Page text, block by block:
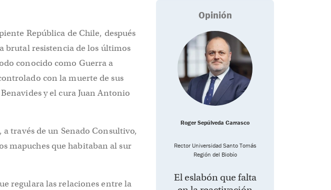
República de Chile, después
brutal resistencia de los últimos
conocido como Guerra a
con la muerte de sus
y el cura Juan Antonio
a través de un Senado Consultivo,
mapuches que habitaban al sur
regulara las relaciones entre la
Opinión
Roger Sepúlveda Carrasco
Rector Universidad Santo Tomás
Región del Biobío
El eslabón que falta